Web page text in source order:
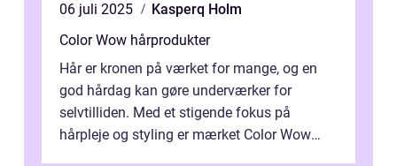
06 juli 2025
Kasperq Holm
Color Wow hårprodukter
Hår er kronen på værket for mange, og en
god hårdag kan gøre underværker for
selvtilliden. Med et stigende fokus på
hårpleje og styling er mærket Color Wow